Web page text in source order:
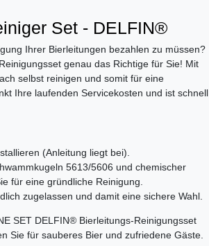
Set - DELFIN®
Ihrer Bierleitungen bezahlen zu müssen?
genau das Richtige für Sie! Mit
selbst reinigen und somit für eine
Ihre laufenden Servicekosten und ist schnell
(Anleitung liegt bei).
5613/5606 und chemischer
für eine gründliche Reinigung.
zugelassen und damit eine sichere Wahl.
SET DELFIN® Bierleitungs-Reinigungsset
Sie für sauberes Bier und zufriedene Gäste.